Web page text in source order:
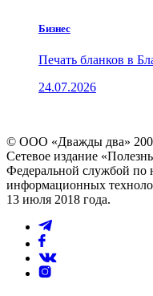
Бизнес
Печать бланков в
24.07.2026
© ООО «Дважды два»
Сетевое издание
Федеральной службой по
информационных
13 июля 2018 года.